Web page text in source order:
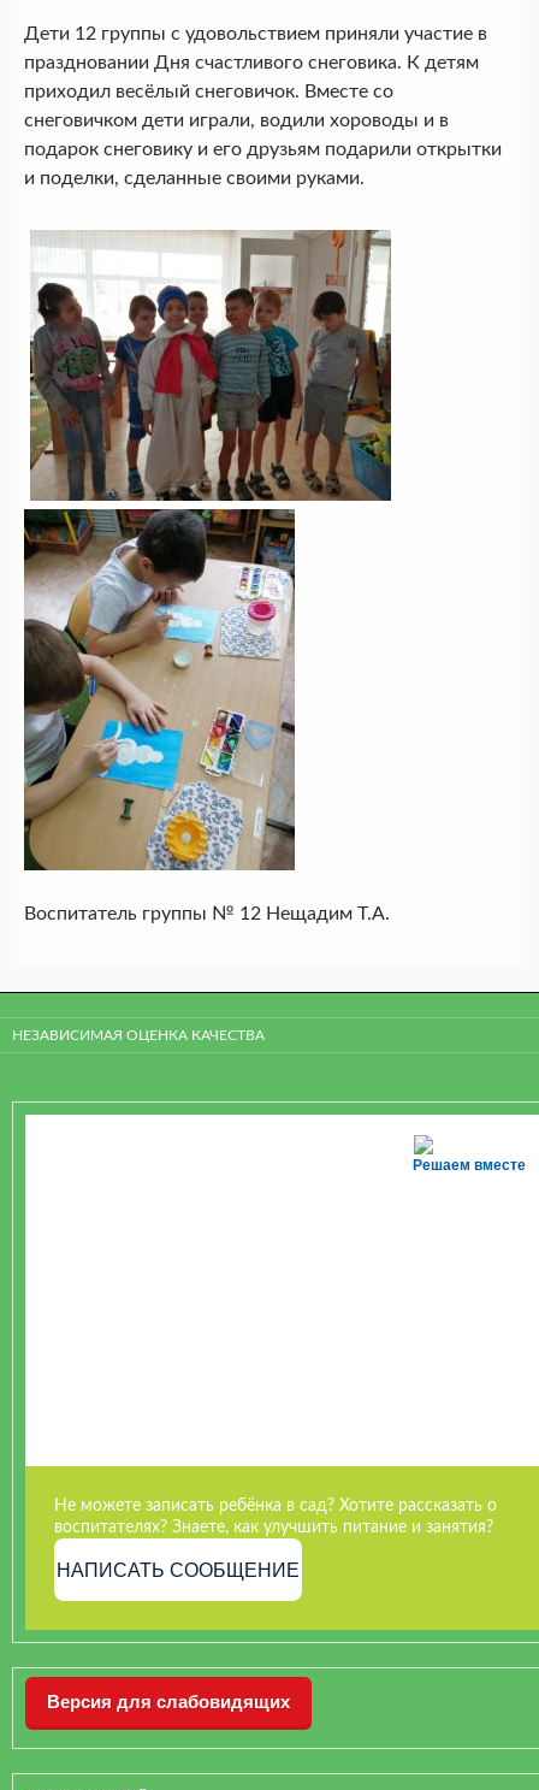
Дети 12 группы с удовольствием приняли участие в
праздновании Дня счастливого снеговика. К детям
приходил весёлый снеговичок. Вместе со
снеговичком дети играли, водили хороводы и в
подарок снеговику и его друзьям подарили открытки
и поделки, сделанные своими руками.
Воспитатель группы № 12 Нещадим Т.А.
НЕЗАВИСИМАЯ ОЦЕНКА КАЧЕСТВА
Решаем вместе
Не можете записать ребёнка в сад? Хотите рассказать о
воспитателях? Знаете, как улучшить питание и занятия?
НАПИСАТЬ СООБЩЕНИЕ
Версия для слабовидящих